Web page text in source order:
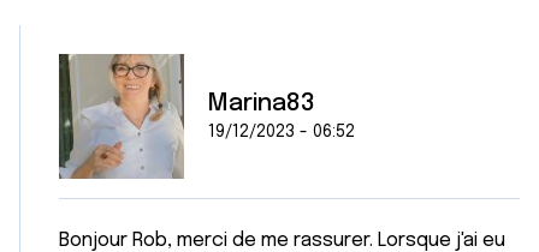
Marina83
19/12/2023 - 06:52
Bonjour Rob, merci de me rassurer. Lorsque j'ai eu